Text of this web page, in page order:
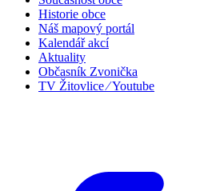
Historie obce
Náš mapový portál
Kalendář akcí
Aktuality
Občasník Zvonička
TV Žitovlice ⁄ Youtube